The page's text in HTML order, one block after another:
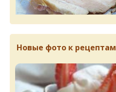
Новые фото к рецептам